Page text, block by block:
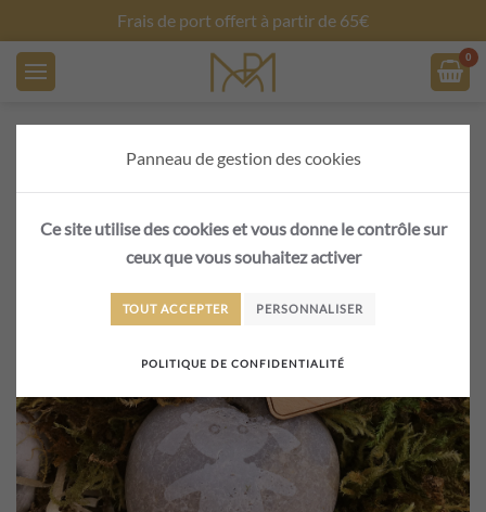
Panneau de gestion des cookies
Ce site utilise des cookies et vous donne le contrôle sur
ceux que vous souhaitez activer
TOUT ACCEPTER PERSONNALISER
POLITIQUE DE CONFIDENTIALITÉ
Skip to main content
Créez vos objets personnalisés